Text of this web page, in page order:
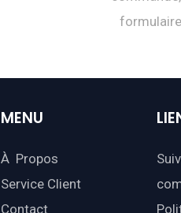
MENU
À Propos
Service Client
Contact